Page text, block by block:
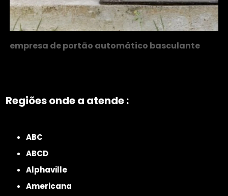
empresa de portão automático basculante
Regiões onde a atende :
ABC
ABCD
Alphaville
Americana